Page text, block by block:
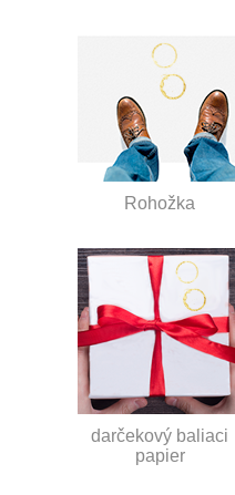
Rohožka
darčekový baliaci
papier